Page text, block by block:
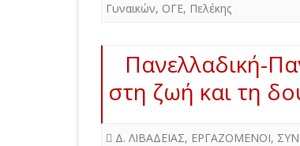
Γυναικών, ΟΓΕ, Πελέκης
Πανελλαδική-
στη ζωή και τη
Δ. ΛΙΒΑΔΕΙΑΣ, ΕΡΓΑΖΟΜΕΝΟΙ,